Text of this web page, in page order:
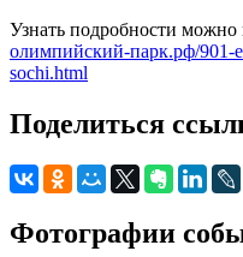
Узнать подробности можно
олимпийский-парк.рф/901-
sochi.html
Поделиться
Фотографии